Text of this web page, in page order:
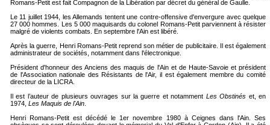
Romans-Petit est fait Compagnon de la Libération par décret du général de Gaulle.
Le 11 juillet 1944, les Allemands tentent une contre-offensive d'envergure avec quelque
27 000 hommes. Les 5 000 maquisards du colonel Romans-Petit parviennent à résister
malgré de violents combats. En septembre l'Ain est libéré.
Après la guerre, Henri Romans-Petit reprend son métier de publicitaire. Il est également
administrateur de sociétés, notamment dans l'électronique.
Président d'honneur des Anciens des maquis de l'Ain et de Haute-Savoie et président
de l'Association nationale des Résistants de l'Air, il est également membre du comité
directeur de la LICRA.
Il est l’auteur de plusieurs ouvrages sur la guerre et notamment Les Obstinés et, en
1974, Les Maquis de l'Ain
Henri Romans-Petit est décédé le 1er novembre 1980 à Ceignes dans l'Ain. Ses